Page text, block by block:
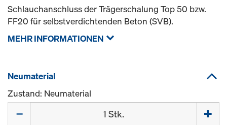
Schlauchanschluss der Trägerschalung Top 50 bzw.
FF20 für selbstverdichtenden Beton (SVB).
MEHR INFORMATIONEN
Neumaterial
Zustand: Neumaterial